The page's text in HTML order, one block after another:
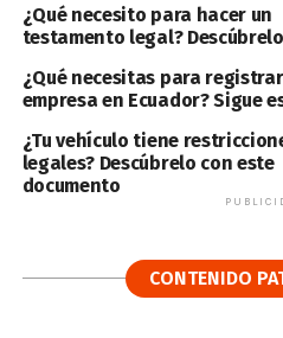
¿Qué necesito para hacer un
testamento legal?
¿Qué necesitas para
empresa en Ecuador? Sigue
¿Tu vehículo tiene
legales? Descúbrelo con este
documento
CONTENIDO